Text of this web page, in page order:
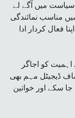
سیاست میں آگے لے
مناسب نمائندگی
فعال کردار ادا
کو اجاگر
ڈیجیٹل مہم بھی
جا سکے اور خواتین